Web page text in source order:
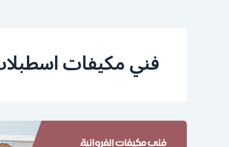
فني مكيفات